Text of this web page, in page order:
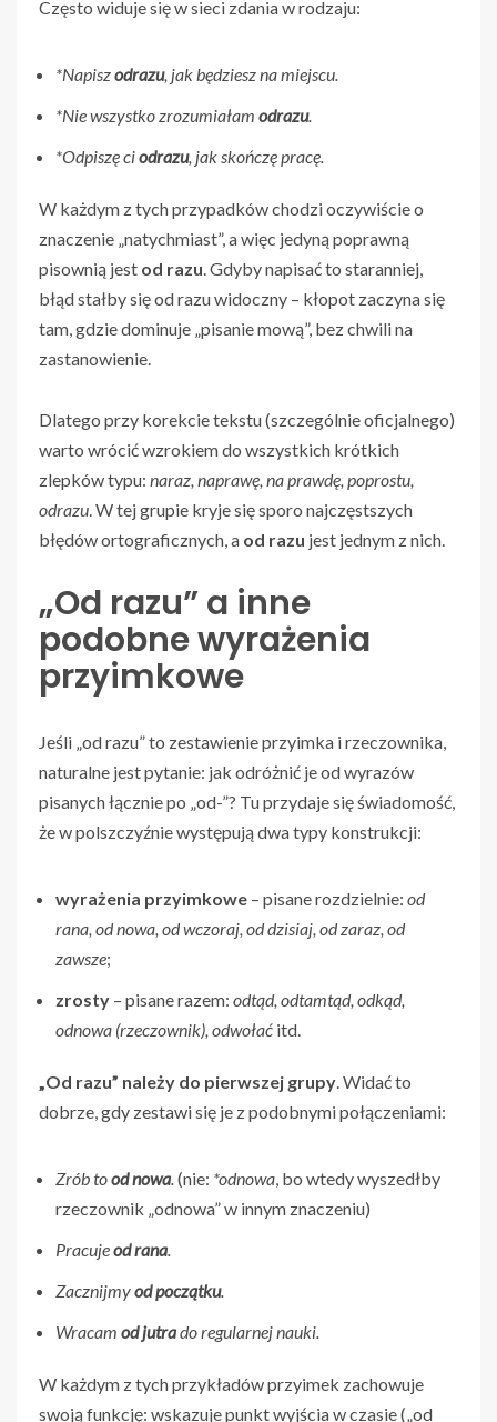
Często widuje się w sieci zdania w rodzaju:
*Napiszodrazu, jak będziesz na miejscu.
*Nie wszystko zrozumiałam odrazu.
*Odpiszę ciodrazu, jak skończę pracę.
W każdym z tych przypadków chodzi oczywiście o
znaczenie „natychmiast”, a więc jedyną poprawną
pisownią jest od razu . Gdyby napisać to staranniej,
błąd stałby się od razu widoczny – kłopot zaczyna się
tam, gdzie dominuje „pisanie mową”, bez chwili na
zastanowienie.
Dlatego przy korekcie tekstu (szczególnie oficjalnego)
warto wrócić wzrokiem do wszystkich krótkich
zlepków typu: naraz, naprawę, na prawdę, poprostu,
odrazu . W tej grupie kryje się sporo najczęstszych
błędów ortograficznych, a od razu jest jednym z nich.
„Od razu” a inne
podobne wyrażenia
przyimkowe
Jeśli „od razu” to zestawienie przyimka i rzeczownika,
naturalne jest pytanie: jak odróżnić je od wyrazów
pisanych łącznie po „od-”? Tu przydaje się świadomość,
że w polszczyźnie występują dwa typy konstrukcji:
wyrażenia przyimkowe – pisane rozdzielnie: od
rana, od nowa, od wczoraj, od dzisiaj, od zaraz, od
zawsze;
zrosty – pisane razem: odtąd, odtamtąd, odkąd,
odnowa (rzeczownik), odwołać itd.
„Od razu” należy do pierwszej grupy . Widać to
dobrze, gdy zestawi się je z podobnymi połączeniami:
Zrób tood nowa (nie: *odnowa , bo wtedy wyszedłby
rzeczownik „odnowa” w innym znaczeniu)
Pracujeod rana
Zacznijmyod początku.
Wracam od jutrado regularnej nauki.
W każdym z tych przykładów przyimek zachowuje
swoją funkcję: wskazuje punkt wyjścia w czasie („od